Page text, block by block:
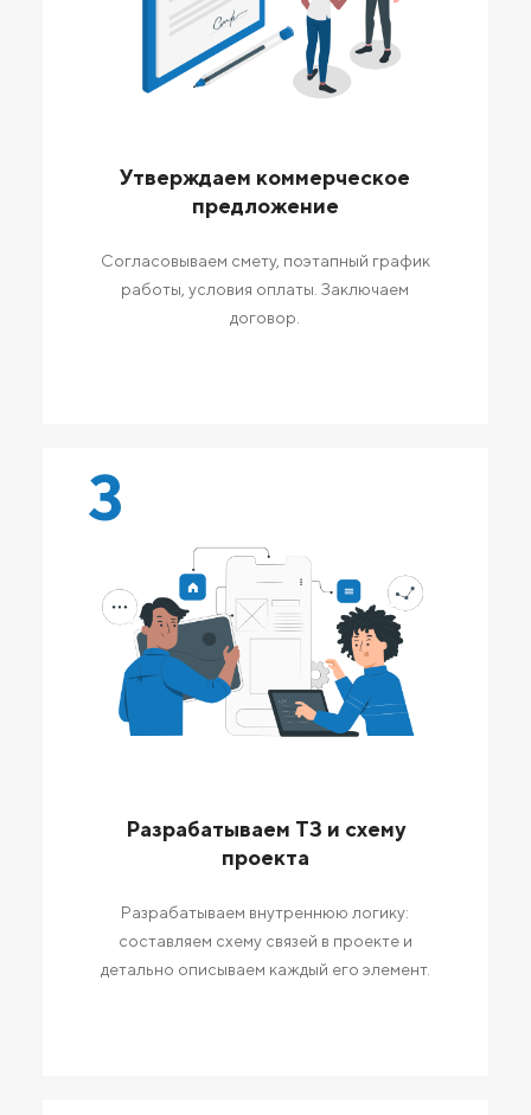
Утверждаем коммерческое
предложение
Согласовываем смету, поэтапный график
работы, условия оплаты. Заключаем
договор.
3
Разрабатываем ТЗ и схему
проекта
Разрабатываем внутреннюю логику:
составляем схему связей в проекте и
детально описываем каждый его элемент.